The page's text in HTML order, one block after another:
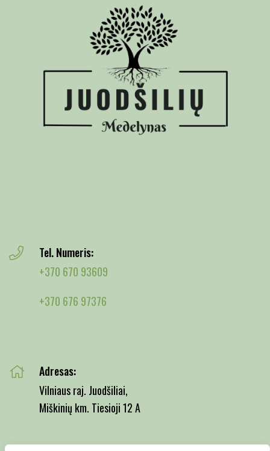
Tel. Numeris:
+370 670 93609
+370 676 97376
Adresas:
Vilniaus raj. Juodšiliai,
Miškinių km. Tiesioji 12 A